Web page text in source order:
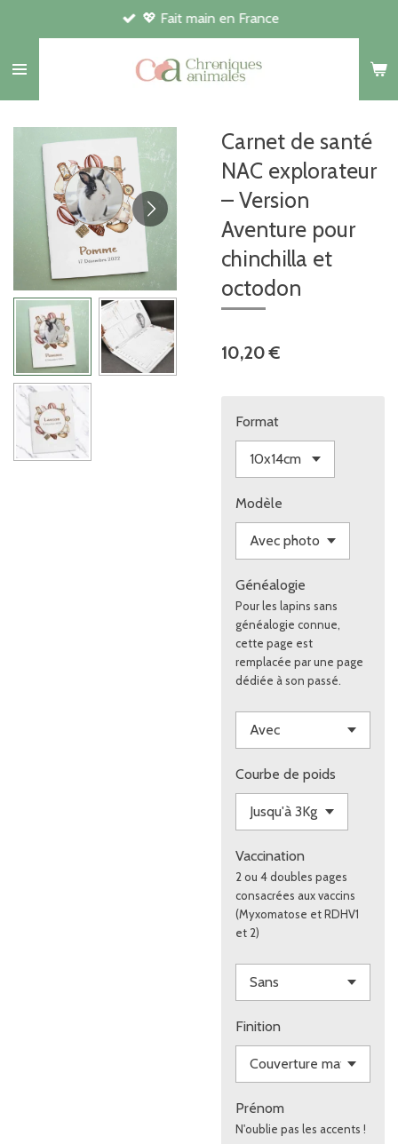
contenu
💖 Fait main en France
Carnet de santé
NAC explorateur
– Version
Aventure pour
chinchilla et
octodon
10,20 €
Format
Modèle
Généalogie
Pour les lapins sans
généalogie connue,
cette page est
remplacée par une page
dédiée à son passé.
Courbe de poids
Vaccination
2 ou 4 doubles pages
consacrées aux vaccins
(Myxomatose et RDHV1
et 2)
Finition
Prénom
N'oublie pas les accents !